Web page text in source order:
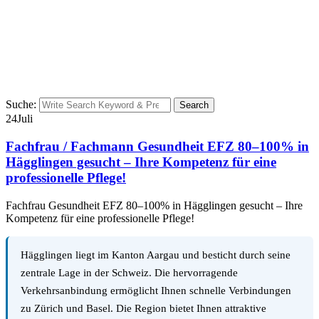
Suche: Search
24Juli
Fachfrau / Fachmann Gesundheit EFZ 80–100% in
Hägglingen gesucht – Ihre Kompetenz für eine
professionelle Pflege!
Fachfrau Gesundheit EFZ 80–100% in Hägglingen gesucht – Ihre
Kompetenz für eine professionelle Pflege!
Hägglingen liegt im Kanton Aargau und besticht durch seine
zentrale Lage in der Schweiz. Die hervorragende
Verkehrsanbindung ermöglicht Ihnen schnelle Verbindungen
zu Zürich und Basel. Die Region bietet Ihnen attraktive